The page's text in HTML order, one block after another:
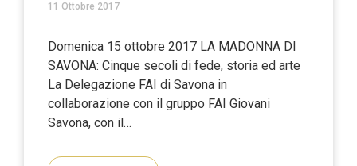
11 Ottobre 2017
Domenica 15 ottobre 2017 LA MADONNA DI
SAVONA: Cinque secoli di fede, storia ed arte
La Delegazione FAI di Savona in
collaborazione con il gruppo FAI Giovani
Savona, con il…